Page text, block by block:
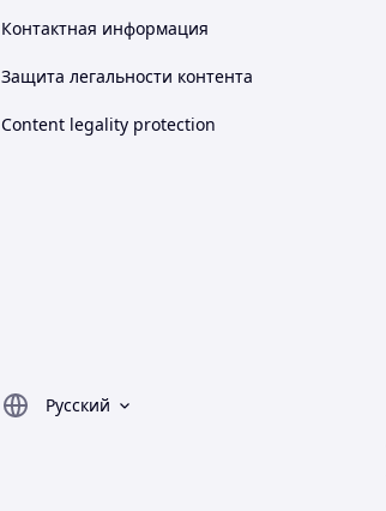
Контактная информация
Защита легальности контента
Content legality protection
Русский